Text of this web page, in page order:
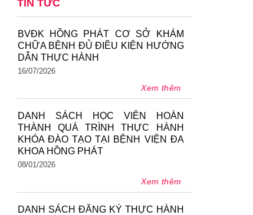
TIN TỨC
BVĐK HỒNG PHÁT CƠ SỞ KHÁM
CHỮA BỆNH ĐỦ ĐIỀU KIỆN HƯỚNG
DẪN THỰC HÀNH
16/07/2026
Xem thêm
DANH SÁCH HỌC VIÊN HOÀN
THÀNH QUÁ TRÌNH THỰC HÀNH
KHÓA ĐÀO TẠO TẠI BỆNH VIỆN ĐA
KHOA HỒNG PHÁT
08/01/2026
Xem thêm
DANH SÁCH ĐĂNG KÝ THỰC HÀNH